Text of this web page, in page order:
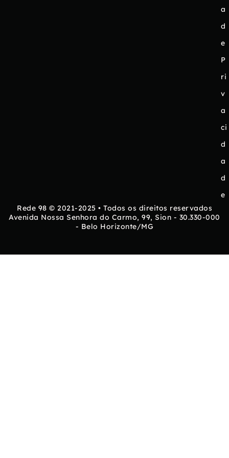
a
d
e
P
ri
v
a
ci
d
a
d
e
Rede 98 © 2021-2025 • Todos os direitos reservados
Avenida Nossa Senhora do Carmo, 99, Sion - 30.330-000
- Belo Horizonte/MG